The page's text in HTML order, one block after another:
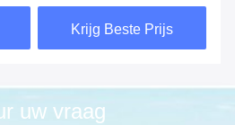
op
hoge weerstand Sch10S
Krijg Beste Prijs
uw vraag